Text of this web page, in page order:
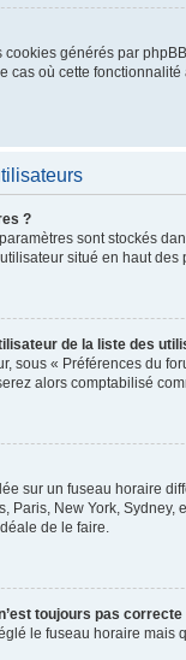
cookies générés par
cas où cette
?
sont stockés
situé en haut
de la liste des
sous « Préférences du
alors comptabilisé
sur un fuseau horaire
New York,
de le faire.
toujours pas correcte
le fuseau horaire